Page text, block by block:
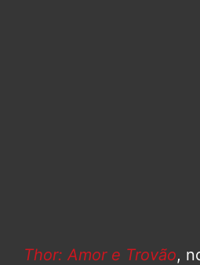
Thor: Amor e Trovão,